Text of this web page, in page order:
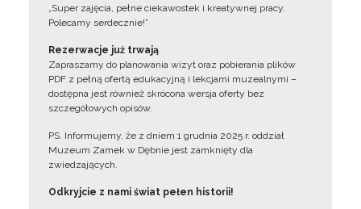
„Super zajęcia, pełne ciekawostek i kreatywnej pracy.
Polecamy serdecznie!”
Rezerwacje już trwają
Zapraszamy do planowania wizyt oraz pobierania plików
PDF z pełną ofertą edukacyjną i lekcjami muzealnymi –
dostępna jest również skrócona wersja oferty bez
szczegółowych opisów.
PS. Informujemy, że z dniem 1 grudnia 2025 r. oddział
Muzeum Zamek w Dębnie jest zamknięty dla
zwiedzających.
Odkryjcie z nami świat pełen historii!